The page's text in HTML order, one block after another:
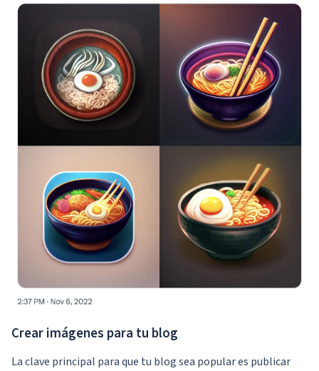
Crear imágenes para tu blog
La clave principal para que tu blog sea popular es publicar